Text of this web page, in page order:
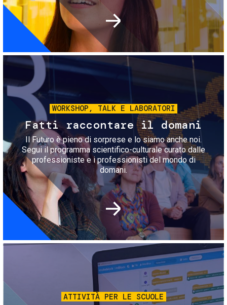
Immagine
WORKSHOP, TALK E LABORATORI
Fatti raccontare il domani
Il Futuro è pieno di sorprese e lo siamo anche noi.
Segui il programma scientifico-culturale curato dalle
professioniste e i professionisti del mondo di
domani.
Immagine
ATTIVITÀ PER LE SCUOLE